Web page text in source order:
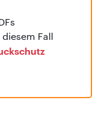
Fall